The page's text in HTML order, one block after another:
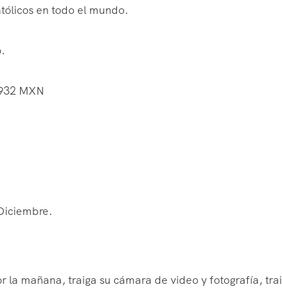
en todo el mundo.
MXN
la mañana, traiga su cámara de video y fotografía,